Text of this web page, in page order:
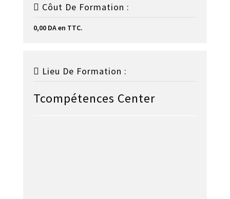
Côut De Formation :
0,00 DA en TTC.
Lieu De Formation :
Tcompétences Center